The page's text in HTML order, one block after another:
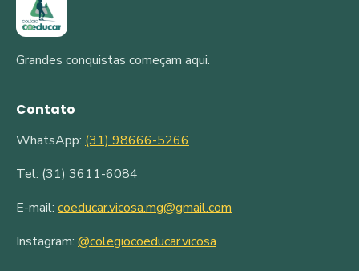
Grandes conquistas começam aqui.
Contato
WhatsApp: (31) 98666-5266
Tel: (31) 3611-6084
E-mail: coeducar.vicosa.mg@gmail.com
Instagram: @colegiocoeducar.vicosa